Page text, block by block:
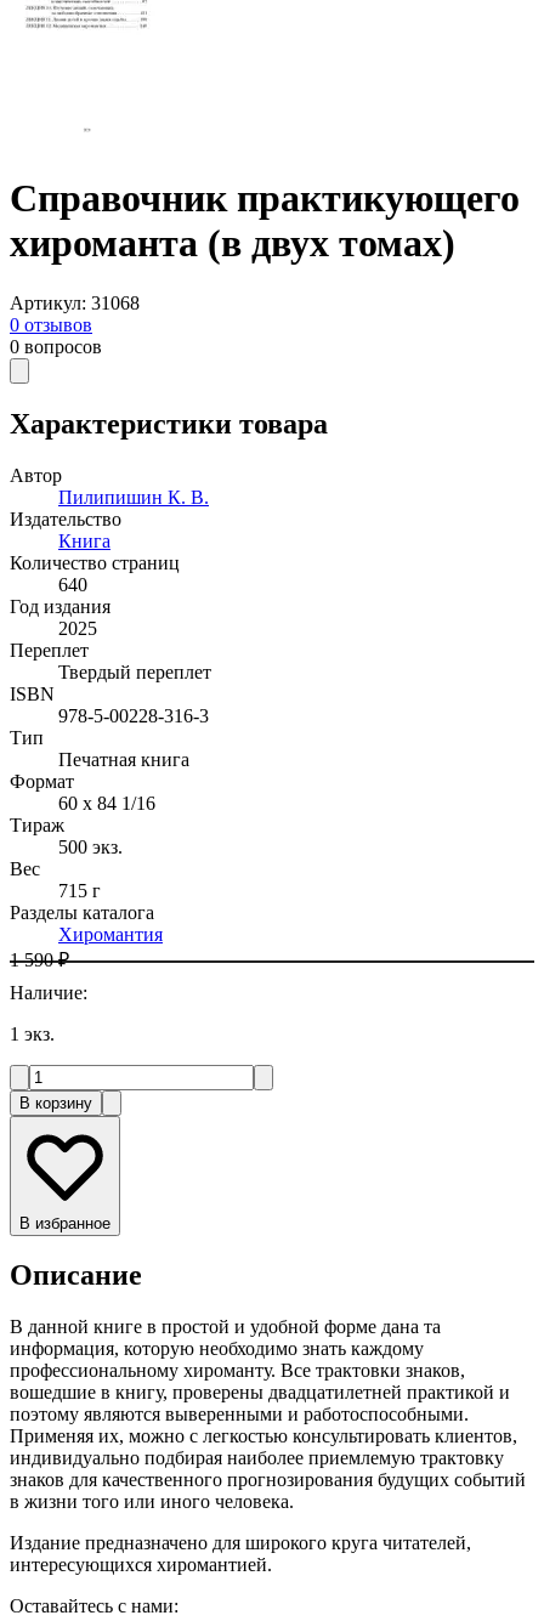
Справочник практикующего
хироманта (в двух томах)
Артикул: 31068
0 отзывов
0 вопросов
Характеристики товара
Автор
Пилипишин К. В.
Издательство
Книга
Количество страниц
640
Год издания
2025
Переплет
Твердый переплет
ISBN
978-5-00228-316-3
Тип
Печатная книга
Формат
60 x 84 1/16
Тираж
500 экз.
Вес
715 г
Разделы каталога
Хиромантия
1 590 ₽
Наличие:
1 экз.
В корзину
В избранное
Описание
В данной книге в простой и удобной форме дана та
информация, которую необходимо знать каждому
профессиональному хироманту. Все трактовки знаков,
вошедшие в книгу, проверены двадцатилетней практикой и
поэтому являются выверенными и работоспособными.
Применяя их, можно с легкостью консультировать клиентов,
индивидуально подбирая наиболее приемлемую трактовку
знаков для качественного прогнозирования будущих событий
в жизни того или иного человека.
Издание предназначено для широкого круга читателей,
интересующихся хиромантией.
Оставайтесь с нами: